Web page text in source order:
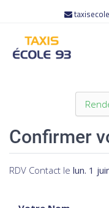
Confirmer
RDV Contact le lun. 1